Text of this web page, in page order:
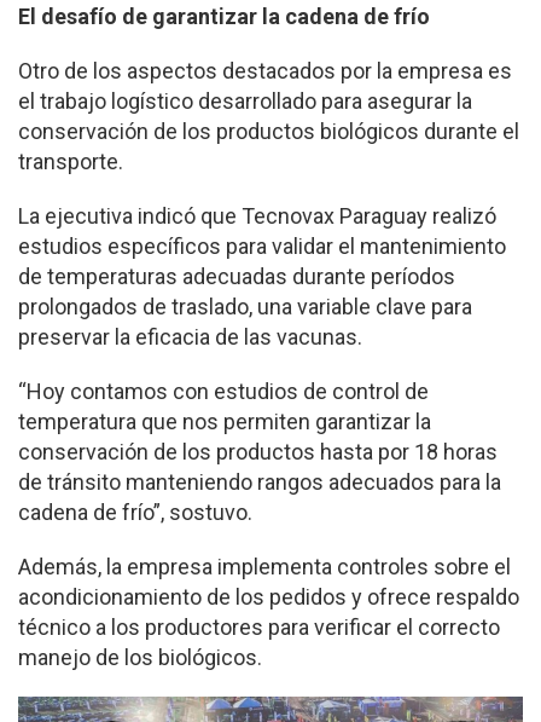
El desafío de garantizar la cadena de frío
Otro de los aspectos destacados por la empresa es
el trabajo logístico desarrollado para asegurar la
conservación de los productos biológicos durante el
transporte.
La ejecutiva indicó que Tecnovax Paraguay realizó
estudios específicos para validar el mantenimiento
de temperaturas adecuadas durante períodos
prolongados de traslado, una variable clave para
preservar la eficacia de las vacunas.
“Hoy contamos con estudios de control de
temperatura que nos permiten garantizar la
conservación de los productos hasta por 18 horas
de tránsito manteniendo rangos adecuados para la
cadena de frío”, sostuvo.
Además, la empresa implementa controles sobre el
acondicionamiento de los pedidos y ofrece respaldo
técnico a los productores para verificar el correcto
manejo de los biológicos.